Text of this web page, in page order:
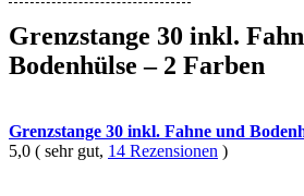
Grenzstange 30 inkl.
Bodenhülse – 2 Farben
Grenzstange 30 inkl. Fahne und
5,0 ( sehr gut, 14 Rezensionen )